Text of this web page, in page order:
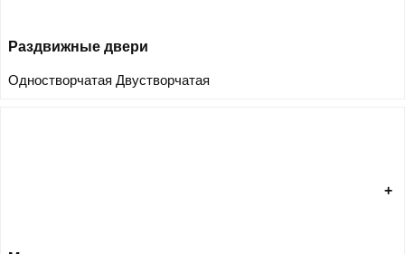
Раздвижные двери
Одностворчатая Двустворчатая